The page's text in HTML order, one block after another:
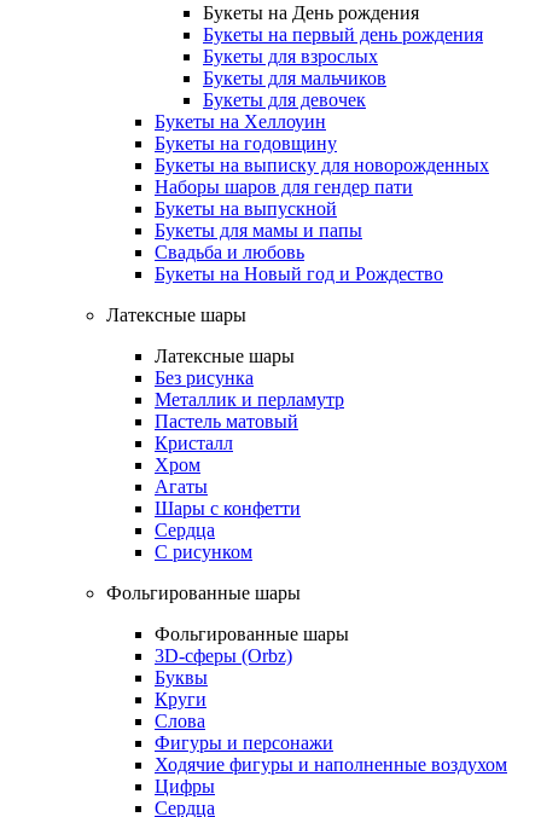
Букеты на День рождения
Букеты на первый день рождения
Букеты для взрослых
Букеты для мальчиков
Букеты для девочек
Букеты на Хеллоуин
Букеты на годовщину
Букеты на выписку для новорожденных
Наборы шаров для гендер пати
Букеты на выпускной
Букеты для мамы и папы
Свадьба и любовь
Букеты на Новый год и Рождество
Латексные шары
Латексные шары
Без рисунка
Металлик и перламутр
Пастель матовый
Кристалл
Хром
Агаты
Шары с конфетти
Сердца
С рисунком
Фольгированные шары
Фольгированные шары
3D-сферы (Orbz)
Буквы
Круги
Слова
Фигуры и персонажи
Ходячие фигуры и наполненные воздухом
Цифры
Сердца